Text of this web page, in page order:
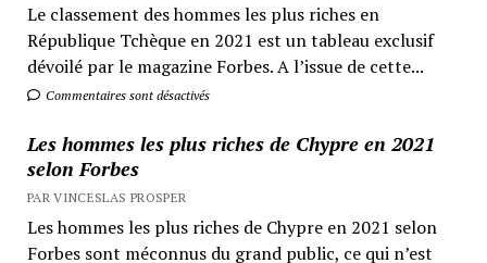
Le classement des hommes les plus riches en
République Tchèque en 2021 est un tableau exclusif
dévoilé par le magazine Forbes. A l’issue de cette...
Commentaires sont désactivés
Les hommes les plus riches de Chypre en 2021
selon Forbes
PAR VINCESLAS PROSPER
Les hommes les plus riches de Chypre en 2021 selon
Forbes sont méconnus du grand public, ce qui n’est